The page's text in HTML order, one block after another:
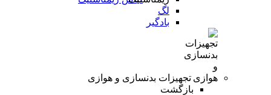
لگ
بادگیر
تجهیزات بدنسازی و هوازی
بازگشت